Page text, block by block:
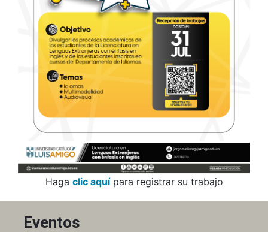
Haga clic aquípara registrar su trabajo
Eventos